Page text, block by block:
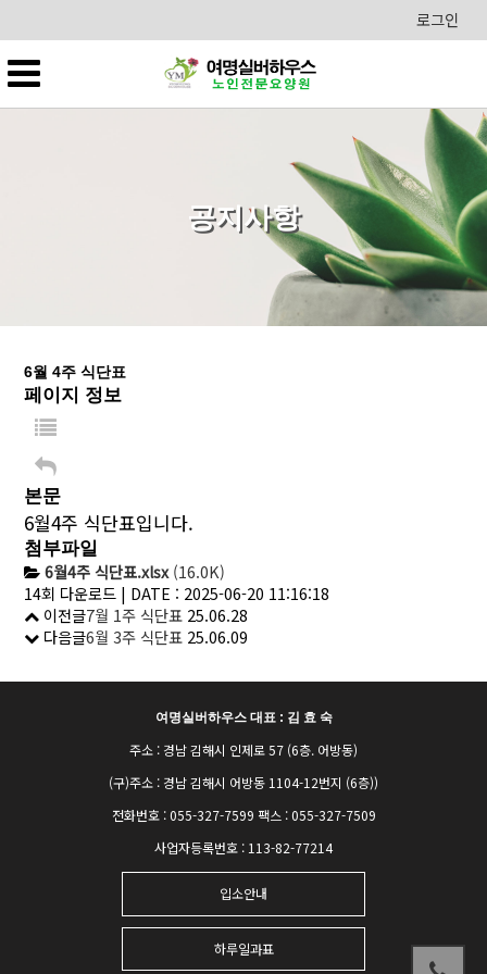
로그인
공지사항
6월 4주 식단표
페이지 정보
본문
6월4주 식단표입니다.
첨부파일
6월4주 식단표.xlsx(16.0K)
14회 다운로드 | DATE : 2025-06-20 11:16:18
이전글7월 1주 식단표 25.06.28
다음글6월 3주 식단표 25.06.09
여명실버하우스 대표 : 김 효 숙
주소 : 경남 김해시 인제로 57 (6층. 어방동)
(구)주소 : 경남 김해시 어방동 1104-12번지 (6층))
전화번호 : 055-327-7599 팩스 : 055-327-7509
사업자등록번호 : 113-82-77214
입소안내
하루일과표